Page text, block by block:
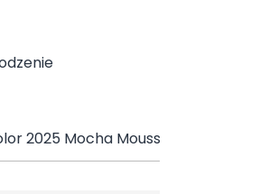
2025 Mocha Mousse